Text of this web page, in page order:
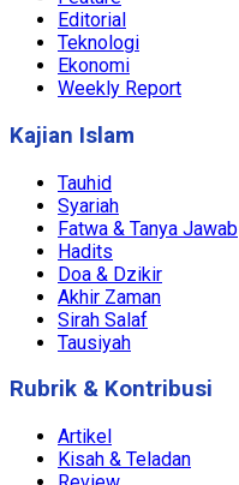
Editorial
Teknologi
Ekonomi
Weekly Report
Kajian Islam
Tauhid
Syariah
Fatwa & Tanya Jawab
Hadits
Doa & Dzikir
Akhir Zaman
Sirah Salaf
Tausiyah
Rubrik & Kontribusi
Artikel
Kisah & Teladan